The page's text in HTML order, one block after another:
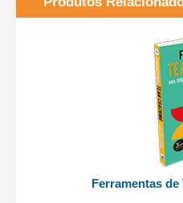
Ferramentas de